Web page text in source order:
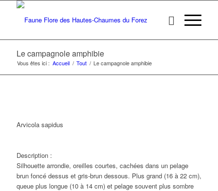
Le campagnole amphibie
Vous êtes ici : Accueil / Tout / Le campagnole amphibie
Arvicola sapidus
Description :
Silhouette arrondie, oreilles courtes, cachées dans un pelage
brun foncé dessus et gris-brun dessous. Plus grand (16 à 22 cm),
queue plus longue (10 à 14 cm) et pelage souvent plus sombre